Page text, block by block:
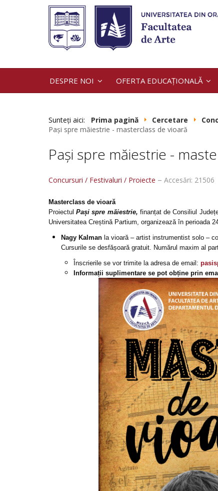
DESPRE NOI OFERTA EDUCAȚIONALĂ
Sunteți aici: Prima pagină Cercetare
Pași spre măiestrie - masterclass de vioară
Pași spre măiestrie -
Concursuri / Festivaluri / Proiecte Accesări: 21506
Masterclass de vioară
ProiectulPași spre măiestrie, finanțat de Consiliul
Universitatea Creștină Partium, organizează în perioada
Nagy Kalman la vioară – artist instrumentist solo –
Cursurile se desfășoară gratuit. Numărul maxim al
Înscrierile se vor trimite la adresa de email:
Informații suplimentare se pot obține prin